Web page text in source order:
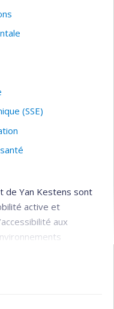
(SSE)
de Yan Kestens sont
active et
aux
et la santé mentale.
d’outils de
et processus